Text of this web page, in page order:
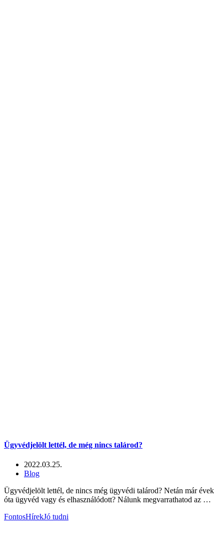
Ügyvédjelölt lettél, de még nincs talárod?
2022.03.25.
Blog
Ügyvédjelölt lettél, de nincs még ügyvédi talárod? Netán már évek
óta ügyvéd vagy és elhasználódott? Nálunk megvarrathatod az …
FontosHírekJó tudni